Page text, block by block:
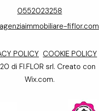
0552023258
fiflor.com
POLICY COOKIE POLICY
di FI.FLOR srl. Creato con
Wix.com.